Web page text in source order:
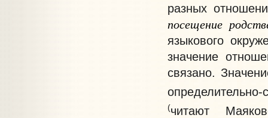
разных
посещение
языкового
значение
связано.
(читают